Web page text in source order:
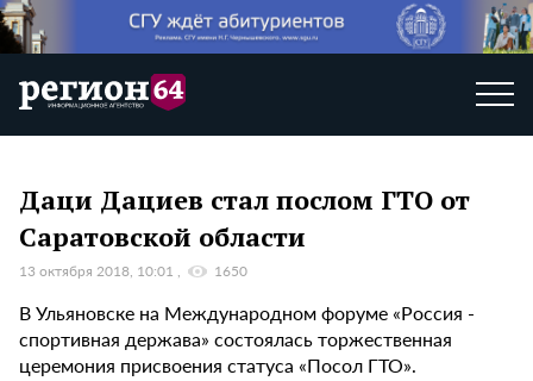
Даци Дациев стал послом ГТО от
Саратовской области
13 октября 2018, 10:01 1650
В Ульяновске на Международном форуме «Россия -
спортивная держава» состоялась торжественная
церемония присвоения статуса «Посол ГТО».